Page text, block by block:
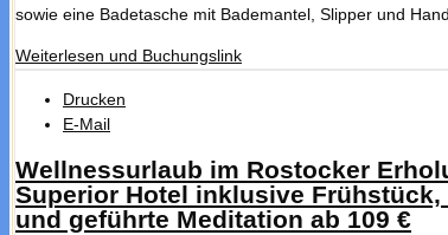
sowie eine Badetasche mit Bademantel, Slipper und
Weiterlesen und Buchungslink
Drucken
E-Mail
Wellnessurlaub im Rostocker
Superior Hotel inklusive
und geführte Meditation ab 109 €